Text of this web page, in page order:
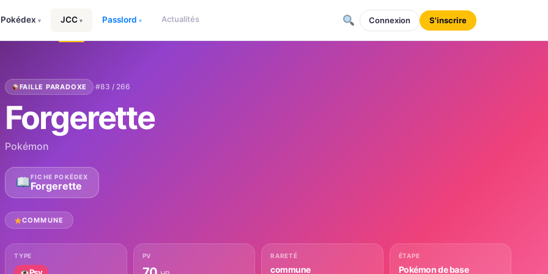
Pokédex ▾ JCC ▾ Passlord ▾ Actualités Connexion S'inscrire
FAILLE PARADOXE ·#83 / 266
Forgerette
Pokémon
FICHE POKÉDEX
Forgerette
COMMUNE
TYPE PV RARETÉ
commune
ÉTAPE
Pokémon de base